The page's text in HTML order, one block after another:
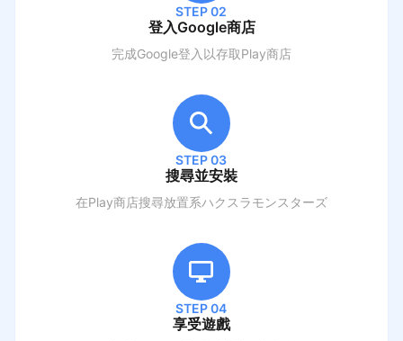
STEP 02
登入Google商店
完成Google登入以存取Play商店
STEP 03
搜尋並安裝
在Play商店搜尋放置系ハクスラモンスターズ
STEP 04
享受遊戲